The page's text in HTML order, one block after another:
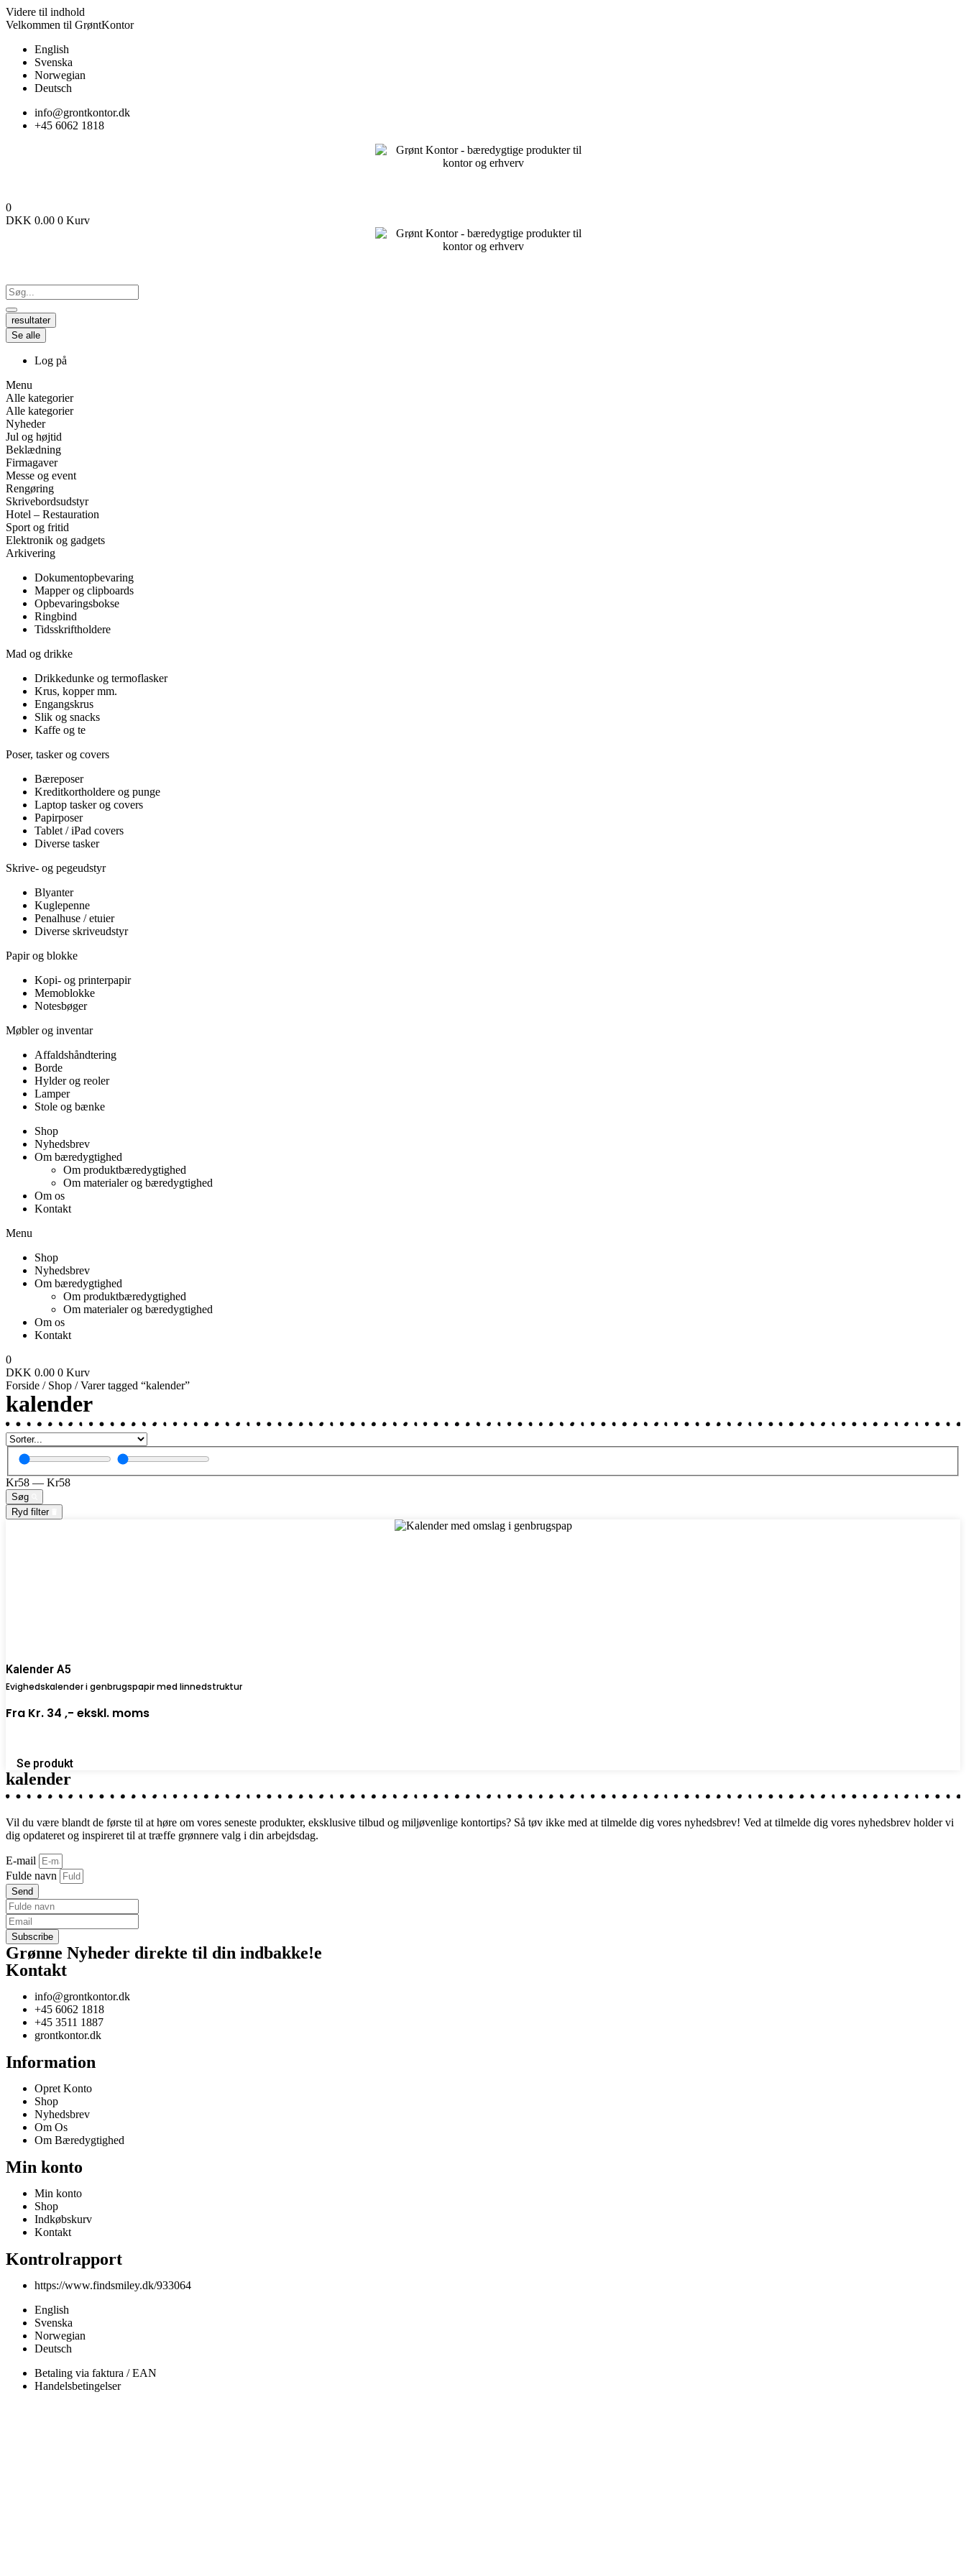
Videre til indhold
Velkommen til GrøntKontor
English
Svenska
Norwegian
Deutsch
info@grontkontor.dk
+45 6062 1818
0
DKK 0.00 0 Kurv
resultater
Se alle
Log på
Menu
Alle kategorier
Alle kategorier
Nyheder
Jul og højtid
Beklædning
Firmagaver
Messe og event
Rengøring
Skrivebordsudstyr
Hotel – Restauration
Sport og fritid
Elektronik og gadgets
Arkivering
Dokumentopbevaring
Mapper og clipboards
Opbevaringsbokse
Ringbind
Tidsskriftholdere
Mad og drikke
Drikkedunke og termoflasker
Krus, kopper mm.
Engangskrus
Slik og snacks
Kaffe og te
Poser, tasker og covers
Bæreposer
Kreditkortholdere og punge
Laptop tasker og covers
Papirposer
Tablet / iPad covers
Diverse tasker
Skrive- og pegeudstyr
Blyanter
Kuglepenne
Penalhuse / etuier
Diverse skriveudstyr
Papir og blokke
Kopi- og printerpapir
Memoblokke
Notesbøger
Møbler og inventar
Affaldshåndtering
Borde
Hylder og reoler
Lamper
Stole og bænke
Shop
Nyhedsbrev
Om bæredygtighed
Om produktbæredygtighed
Om materialer og bæredygtighed
Om os
Kontakt
Menu
Shop
Nyhedsbrev
Om bæredygtighed
Om produktbæredygtighed
Om materialer og bæredygtighed
Om os
Kontakt
0
DKK 0.00 0 Kurv
Forside / Shop / Varer tagged “kalender”
kalender
Kr58 — Kr58
Søg
Ryd filter
Kalender A5
Evighedskalender i genbrugspapir med linnedstruktur
Fra Kr. 34 ,- ekskl. moms
Se produkt
kalender
Vil du være blandt de første til at høre om vores seneste produkter, eksklusive tilbud og miljøvenlige kontortips? Så tøv ikke med at tilmelde dig vores nyhedsbrev! Ved at tilmelde dig vores nyhedsbrev holder vi
dig opdateret og inspireret til at træffe grønnere valg i din arbejdsdag.
E-mail
Fulde navn
Send
Grønne Nyheder direkte til din indbakke!e
Kontakt
info@grontkontor.dk
+45 6062 1818
+45 3511 1887
grontkontor.dk
Information
Opret Konto
Shop
Nyhedsbrev
Om Os
Om Bæredygtighed
Min konto
Min konto
Shop
Indkøbskurv
Kontakt
Kontrolrapport
https://www.findsmiley.dk/933064
English
Svenska
Norwegian
Deutsch
Betaling via faktura / EAN
Handelsbetingelser